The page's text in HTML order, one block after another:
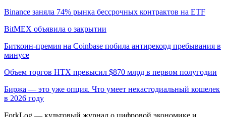
Binance заняла 74% рынка бессрочных контрактов на ETF
BitMEX объявила о закрытии
Биткоин-премия на Coinbase побила антирекорд пребывания в
минусе
Объем торгов HTX превысил $870 млрд в первом полугодии
Биржа — это уже опция. Что умеет некастодиальный кошелек
в 2026 году
ForkLog — культовый журнал о цифровой экономике и